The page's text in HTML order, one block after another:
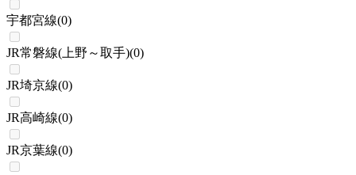
宇都宮線(0)
JR常磐線(上野～取手)(0)
JR埼京線(0)
JR高崎線(0)
JR京葉線(0)